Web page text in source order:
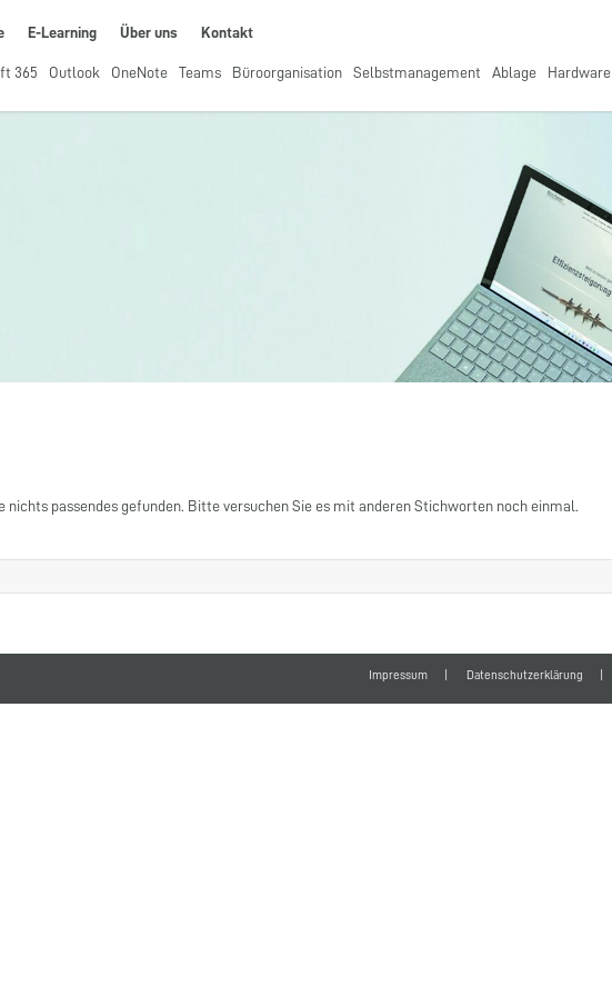
E-Learning Über uns Kontakt
365 Outlook OneNote Teams Büroorganisation Selbstmanagement Ablage Hardware
passendes gefunden. Bitte versuchen Sie es mit anderen Stichworten noch einmal.
Impressum Datenschutzerklärung